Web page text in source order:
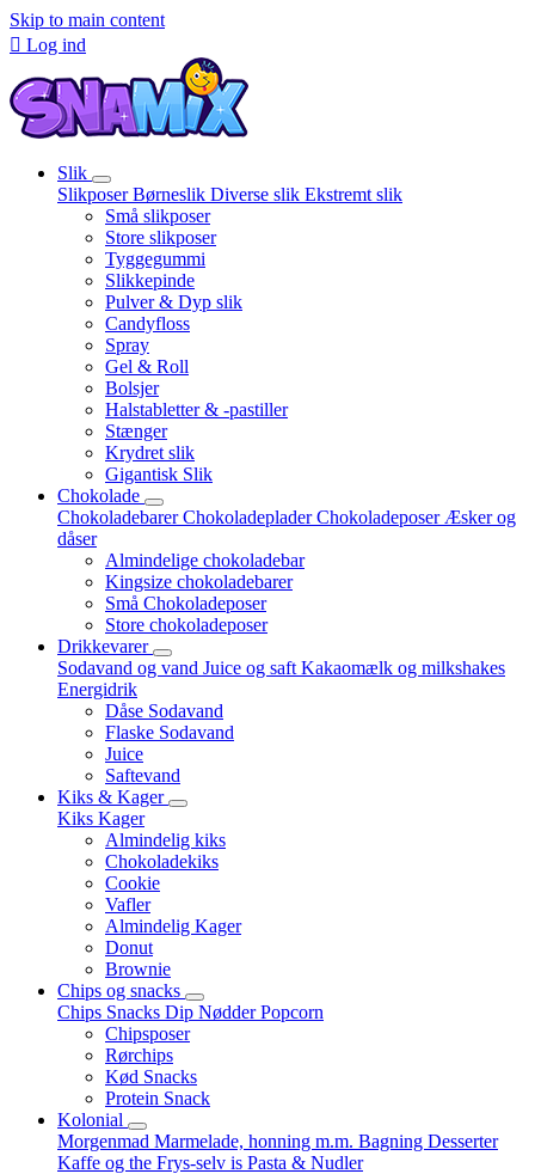
Skip to main content
 Log ind
Slik
SlikposerBørneslik Diverse slik Ekstremt slik
Små slikposer
Store slikposer
Tyggegummi
Slikkepinde
Pulver & Dyp slik
Candyfloss
Spray
Gel & Roll
Bolsjer
Halstabletter & -pastiller
Stænger
Krydret slik
Gigantisk Slik
Chokolade
ChokoladebarerChokoladepladerChokoladeposer Æsker og
dåser
Almindelige chokoladebar
Kingsize chokoladebarer
Små Chokoladeposer
Store chokoladeposer
Drikkevarer
Sodavand og vand Juice og saft Kakaomælk og milkshakes
Energidrik
Dåse Sodavand
Flaske Sodavand
Juice
Saftevand
Kiks & Kager
Kiks Kager
Almindelig kiks
Chokoladekiks
Cookie
Vafler
Almindelig Kager
Donut
Brownie
Chips og snacks
Chips Snacks Dip NødderPopcorn
Chipsposer
Rørchips
Kød Snacks
Protein Snack
Kolonial
Morgenmad Marmelade, honning m.m. Bagning Desserter
Kaffe og the Frys-selv is Pasta & Nudler